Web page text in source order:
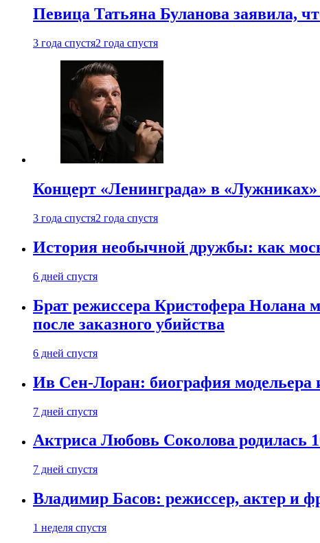
Певица Татьяна Буланова заявила,
3 года спустя2 года спустя
Концерт «Ленинграда» в
3 года спустя2 года спустя
История необычной дружбы: как
6 дней спустя
Брат режиссера Кристофера Нолана
после заказного убийства
6 дней спустя
Ив Сен-Лоран: биография
7 дней спустя
Актриса Любовь Соколова родилась
7 дней спустя
Владимир Басов: режиссер, актер и
1 неделя спустя